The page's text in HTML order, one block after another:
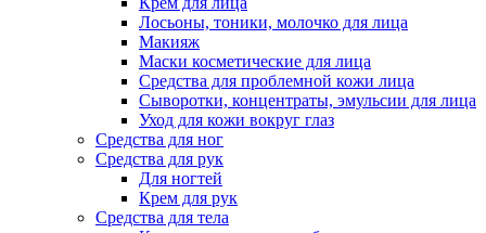
Лосьоны, тоники, молочко для лица
Макияж
Маски косметические для лица
Средства для проблемной кожи лица
Сыворотки, концентраты, эмульсии для лица
Уход для кожи вокруг глаз
Средства для ног
Средства для рук
Для ногтей
Крем для рук
Средства для тела